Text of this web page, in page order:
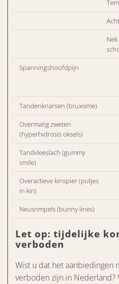
Spanningshoofdpijn
Tandenknarsen (bruxisme)
Overmatig zweten
(hyperhidrosis oksels)
Tandvleeslach (gummy
smile)
Overactieve kinspier (putjes
in kin)
Neusrimpels (bunny lines)
Let op: tijdelijke
verboden
Wist u dat het aanbiedingen
verboden zijn in Nederland?